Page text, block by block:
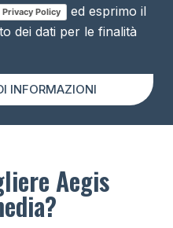
Privacy Policy
ed esprimo il
dei dati per le finalità
INFORMAZIONI
Aegis